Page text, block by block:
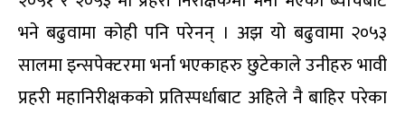
भने बढुवामा कोही पनि परेनन् । अझ यो बढुवामा २०५३
सालमा इन्सपेक्टरमा भर्ना भएकाहरु छुटेकाले उनीहरु भावी
प्रहरी महानिरीक्षकको प्रतिस्पर्धाबाट अहिले नै बाहिर परेका